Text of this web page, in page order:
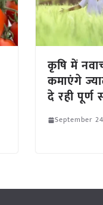
कृषि में
कमाएंगे
दे रही पूर्ण
September